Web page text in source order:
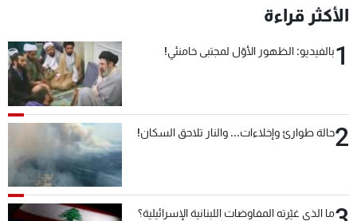
الأكثر قراءة
1بالفيديو: الظهور الأوّل لمجتبى خامنئي!
2حالة طوارئ وإخلاءات... والنار تلاحق السكان!
ما الذي غيّرته المفاوضات اللبنانية الإسرائيلية؟
عن MTV
الإنـتـاج
وظائف
شروط الإسـتخدام
سياسة الخصوصية